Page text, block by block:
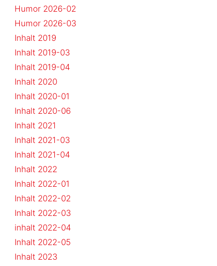
Humor 2026-02
Humor 2026-03
Inhalt 2019
Inhalt 2019-03
Inhalt 2019-04
Inhalt 2020
Inhalt 2020-01
Inhalt 2020-06
Inhalt 2021
Inhalt 2021-03
Inhalt 2021-04
Inhalt 2022
Inhalt 2022-01
Inhalt 2022-02
Inhalt 2022-03
inhalt 2022-04
Inhalt 2022-05
Inhalt 2023